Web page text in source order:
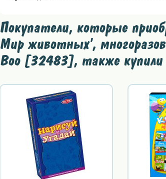
Покупатели, которые
Мир животных',
Boo [32483], также купили